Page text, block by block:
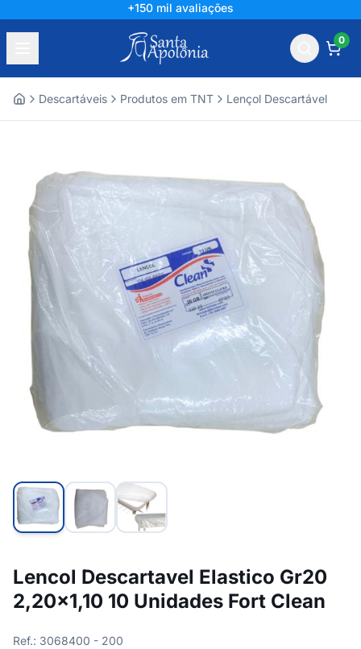
+150 mil avaliações
0
Descartáveis Produtos em TNT Lençol Descartável
Lencol Descartavel Elastico Gr20
2,20x1,10 10 Unidades Fort Clean
Ref.: 3068400 - 200